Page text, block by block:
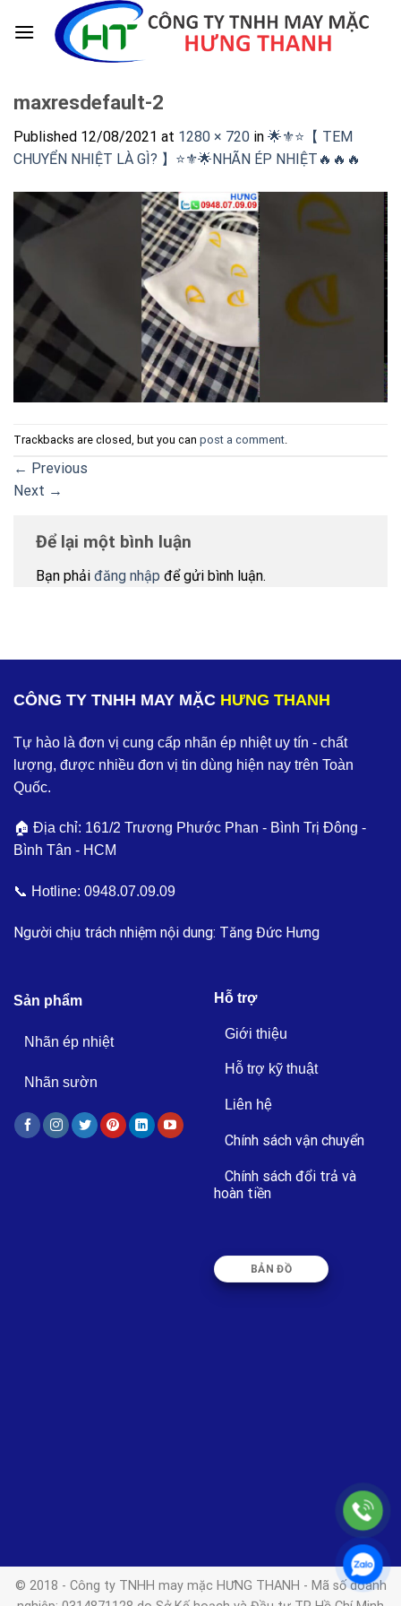
maxresdefault-2
Published 12/08/2021 at 1280 × 720 in 🌟⚜️⭐️【 TEM
CHUYỂN NHIỆT LÀ GÌ? 】⭐️⚜️🌟NHÃN ÉP NHIỆT🔥🔥🔥
Trackbacks are closed, but you can post a comment
← Previous
Next →
Để lại một bình luận
Bạn phải đăng nhập để gửi bình luận.
CÔNG TY TNHH MAY MẶC HƯNG THANH
Tự hào là đơn vị cung cấp nhãn ép nhiệt uy tín - chất
lượng, được nhiều đơn vị tin dùng hiện nay trên Toàn
Quốc.
🏠 Địa chỉ: 161/2 Trương Phước Phan - Bình Trị Đông -
Bình Tân - HCM
📞 Hotline: 0948.07.09.09
Người chịu trách nhiệm nội dung: Tăng Đức Hưng
Sản phẩm
Nhãn ép nhiệt
Nhãn sườn
Hỗ trợ
Giới thiệu
Hỗ trợ kỹ thuật
Liên hệ
Chính sách vận chuyển
Chính sách đổi trả và
hoàn tiền
BẢN ĐỒ
© 2018 - Công ty TNHH may mặc HƯNG THANH - Mã số doanh